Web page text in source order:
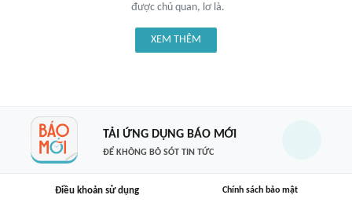
được chủ quan, lơ là.
XEM THÊM
TẢI ỨNG DỤNG BÁO MỚI
ĐỂ KHÔNG BỎ SÓT TIN TỨC
Điều khoản sử dụng Chính sách bảo mật